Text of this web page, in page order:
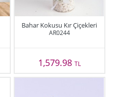
Bahar Kokusu Kır Çiçekleri
AR0244
1,579.98 TL